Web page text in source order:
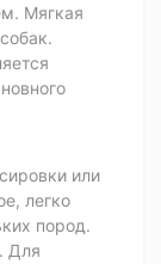
Мягкая
или
легко
пород.
Для